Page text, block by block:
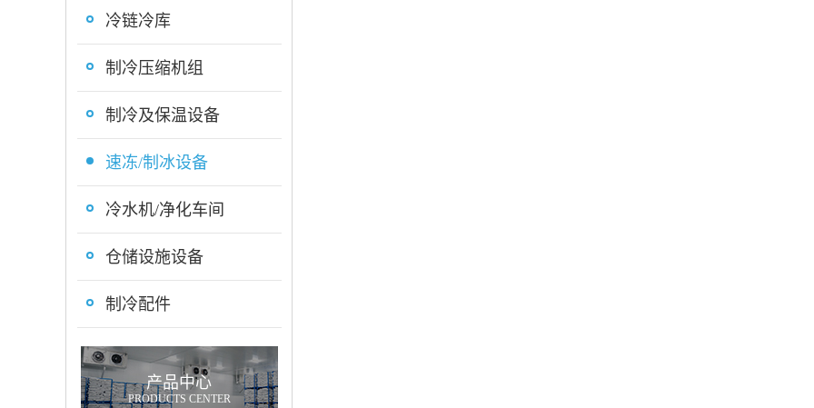
冷链冷库
制冷压缩机组
制冷及保温设备
速冻/制冰设备
冷水机/净化车间
仓储设施设备
制冷配件
产品中心
PRODUCTS CENTER